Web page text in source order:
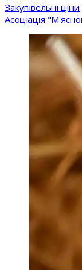
Закупівельні ціни
Асоціація